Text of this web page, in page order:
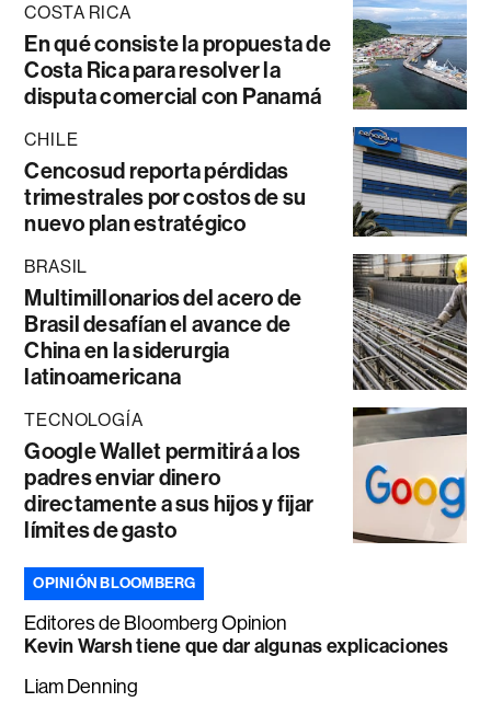
COSTA RICA
En qué consiste la propuesta de
Costa Rica para resolver la
disputa comercial con Panamá
CHILE
Cencosud reporta pérdidas
trimestrales por costos de su
nuevo plan estratégico
BRASIL
Multimillonarios del acero de
Brasil desafían el avance de
China en la siderurgia
latinoamericana
TECNOLOGÍA
Google Wallet permitirá a los
padres enviar dinero
directamente a sus hijos y fijar
límites de gasto
OPINIÓN BLOOMBERG
Editores de Bloomberg Opinion
Kevin Warsh tiene que dar algunas explicaciones
Liam Denning